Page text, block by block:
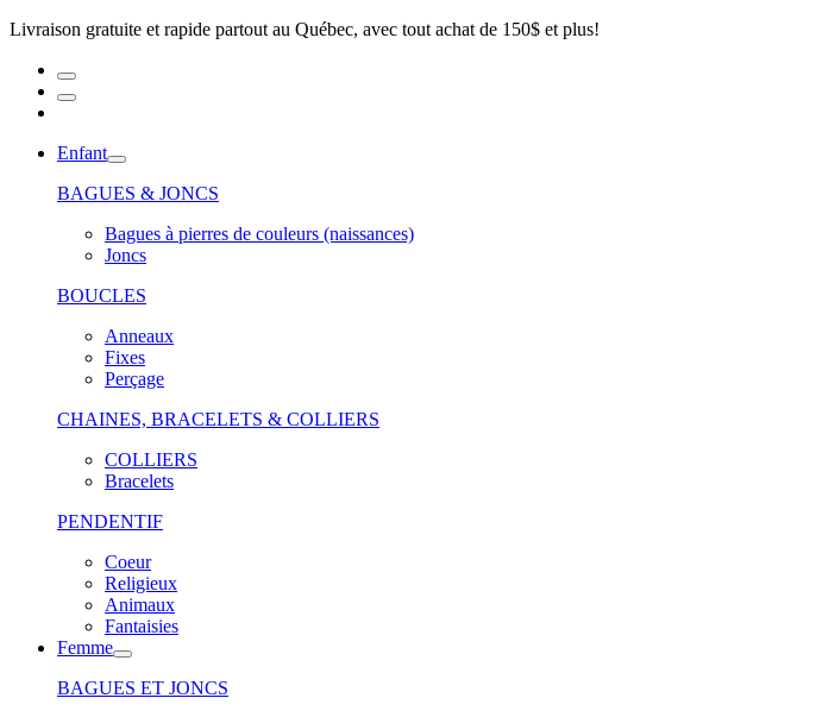
Livraison gratuite et rapide partout au Québec, avec tout achat de 150$ et plus!
Enfant
BAGUES & JONCS
Bagues à pierres de couleurs (naissances)
Joncs
BOUCLES
Anneaux
Fixes
Perçage
CHAINES, BRACELETS & COLLIERS
COLLIERS
Bracelets
PENDENTIF
Coeur
Religieux
Animaux
Fantaisies
Femme
BAGUES ET JONCS